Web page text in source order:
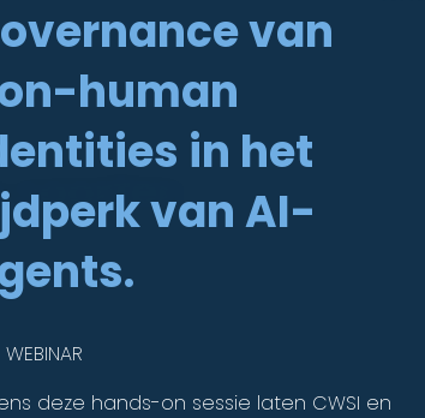
soorten
van
human
in het
van AI-
WEBINAR
deze hands-on sessie laten CWSI en